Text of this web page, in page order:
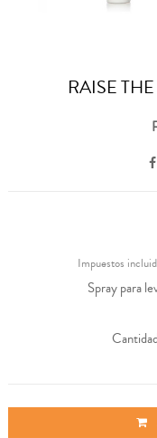
RAISE
Impuestos
Spray para